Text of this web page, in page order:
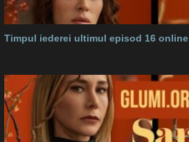
Timpul iederei ultimul episod 16 online